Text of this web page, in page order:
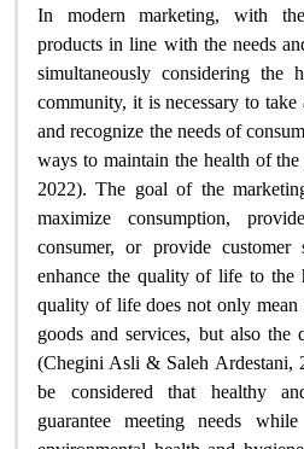
In modern marketing, with
products in line with the needs
simultaneously considering the
community, it is necessary to
and recognize the needs of
ways to maintain the health of
2022). The goal of the
maximize consumption,
consumer, or provide
enhance the quality of life to the
quality of life does not only
goods and services, but also
(Chegini Asli & Saleh Ardestani,
be considered that healthy
guarantee meeting needs